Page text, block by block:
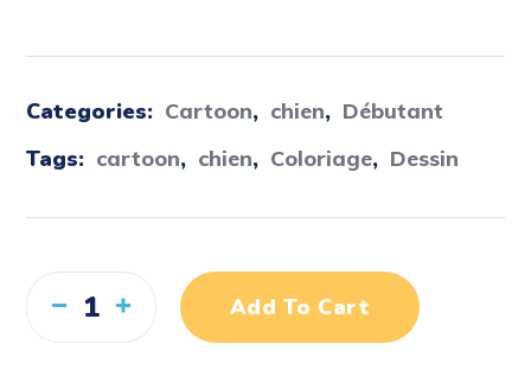
Categories: Cartoon, chien, Débutant
Tags: cartoon, chien, Coloriage, Dessin
Add To Cart